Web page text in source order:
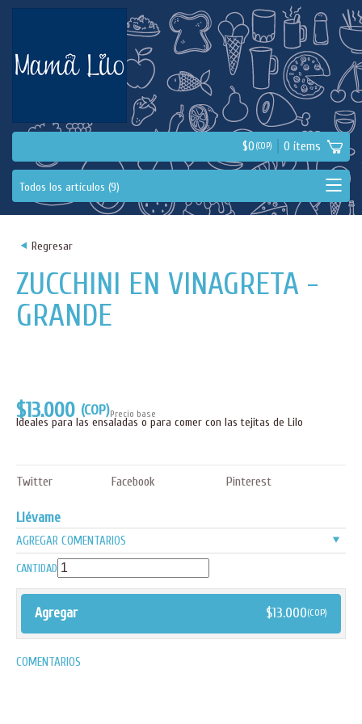
$0 (COP) 0 ítems
< Regresar
ZUCCHINI EN VINAGRETA -
GRANDE
$13.000 (COP)Precio base
Ideales para las ensaladas o para comer con las tejitas de Lilo
Twitter Facebook Pinterest
Llévame
AGREGAR COMENTARIOS v
CANTIDAD
Agregar $13.000(COP)
COMENTARIOS